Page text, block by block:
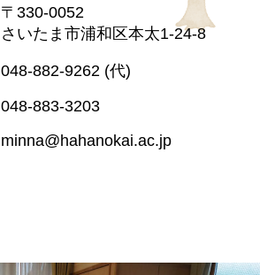
〒330-0052
さいたま市浦和区本太1-24-8
048-882-9262 (代)
048-883-3203
minna@hahanokai.ac.jp